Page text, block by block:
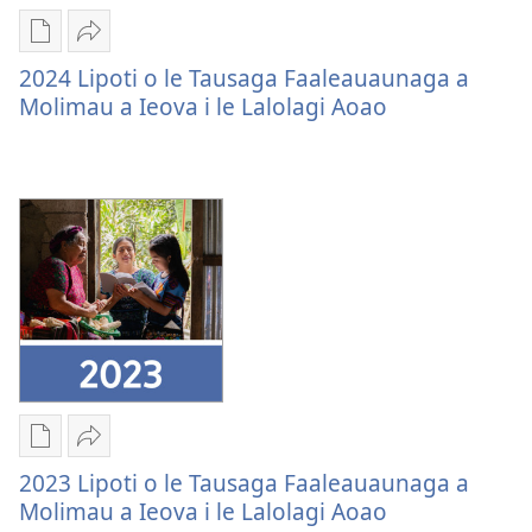
ma
le
Atua
Vaega
e
kopi
2024
Lipoti
o
le
Tausaga
Faaleauaunaga
Molimau
a
Ieova
i
Lafo
Atu
2024
Tausaga
Faaleauaunaga
a
Molimau
a
Ieova
i
le
Lalolagi
Aoao
2024 Lipoti o le Tausaga Faaleauaunaga a
Molimau a Ieova i le Lalolagi Aoao
Vaega
e
kopi
Lafo
Atu
2023
2023 Lipoti o le Tausaga Faaleauaunaga a
Molimau a Ieova i le Lalolagi Aoao